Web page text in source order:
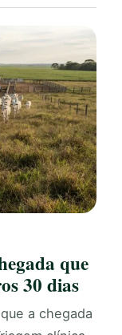
que
30 dias
a chegada